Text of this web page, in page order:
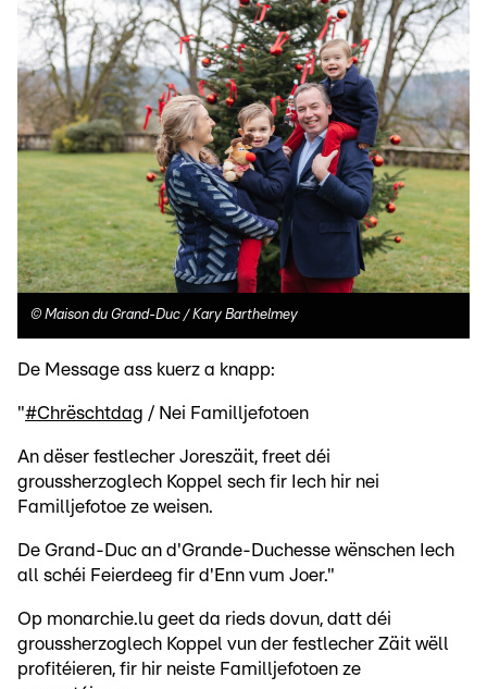
© Maison du Grand-Duc / Kary Barthelmey
De Message ass kuerz a knapp:
"#Chrëschtdag / Nei Familljefotoen
An dëser festlecher Joreszäit, freet déi
groussherzoglech Koppel sech fir Iech hir nei
Familljefotoe ze weisen.
De Grand-Duc an d'Grande-Duchesse wënschen Iech
all schéi Feierdeeg fir d'Enn vum Joer."
Op monarchie.lu geet da rieds dovun, datt déi
groussherzoglech Koppel vun der festlecher Zäit wëll
profitéieren, fir hir neiste Familljefotoen ze